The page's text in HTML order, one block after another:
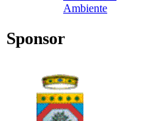
Ambiente
Sponsor